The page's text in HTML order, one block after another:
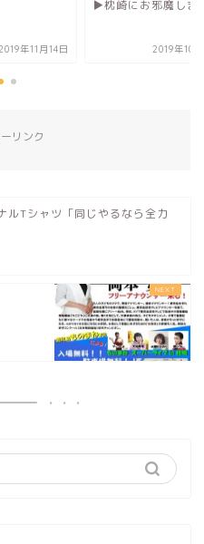
年10月26日
〔パート４〕
2019年11
リンク
ルTシャツ「同じやるなら全力